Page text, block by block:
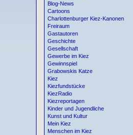
Blog-News
Cartoons
Charlottenburger Kiez-Kanonen
Freiraum
Gastautoren
Geschichte
Gesellschaft
Gewerbe im Kiez
Gewinnspiel
Grabowskis Katze
Kiez
Kiezfundstücke
KiezRadio
Kiezreportagen
Kinder und Jugendliche
Kunst und Kultur
Mein Kiez
Menschen im Kiez